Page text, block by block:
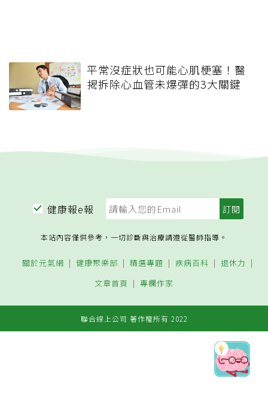
平常沒症狀也可能心肌梗塞！醫
揭拆除心血管未爆彈的3大關鍵
健康報e報
本站內容僅供參考，一切診斷與治療請遵從醫師指導。
關於元氣網 健康聚樂部 精選專題 疾病百科
退休力
文章首頁
專欄作家
聯合線上公司 著作權所有 2022